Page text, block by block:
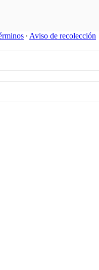
∙ Aviso de recolección